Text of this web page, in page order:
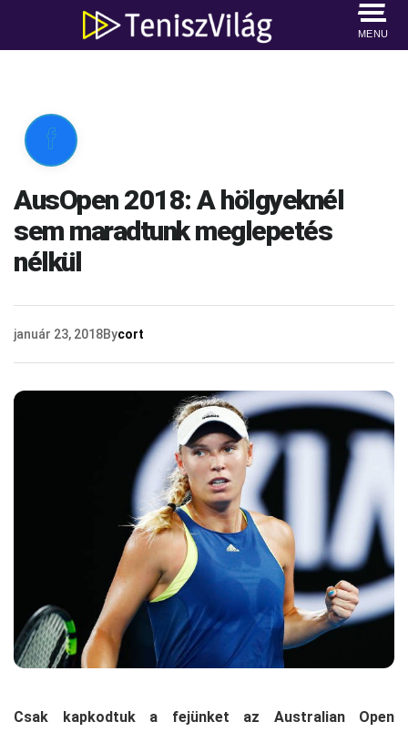
MENU

AusOpen 2018: A hölgyeknél
sem maradtunk meglepetés
nélkül
január 23, 2018Bycort
Csak kapkodtuk a fejünket az Australian Open